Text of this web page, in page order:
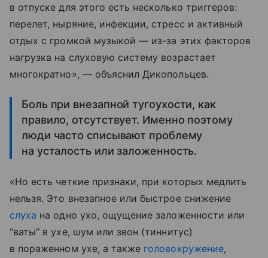
в отпуске для этого есть несколько триггеров:
перелет, ныряние, инфекции, стресс и активный
отдых с громкой музыкой — из-за этих факторов
нагрузка на слуховую систему возрастает
многократно», — объяснил Дикопольцев.
Боль при внезапной тугоухости, как
правило, отсутствует. Именно поэтому
люди часто списывают проблему
на усталость или заложенность.
«Но есть четкие признаки, при которых медлить
нельзя. Это внезапное или быстрое снижение
слуха на одно ухо, ощущение заложенности или
“ваты” в ухе, шум или звон (тиннитус)
в пораженном ухе, а также головокружение,